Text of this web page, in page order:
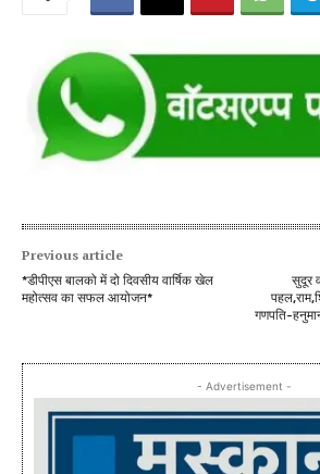
Previous article
*डीपीएस बालको में दो दिवसीय वार्षिक खेल
महोत्सव का सफल आयोजन*
सुदूर
गणपति-
- Advertisement -